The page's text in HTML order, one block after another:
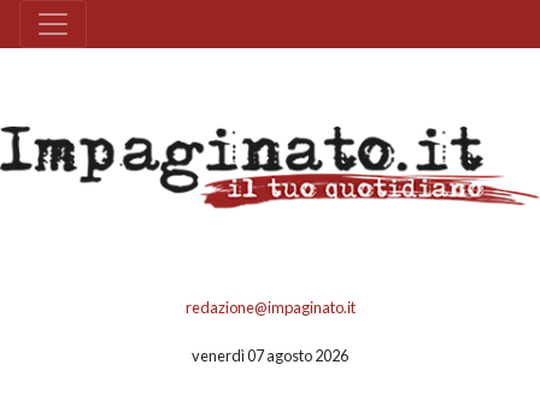
redazione@impaginato.it
venerdì 07 agosto 2026